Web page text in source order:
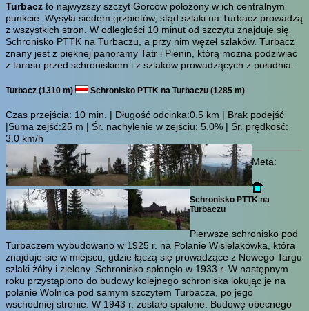
Turbacz to najwyższy szczyt Gorców położony w ich centralnym
punkcie. Wysyła siedem grzbietów, stąd szlaki na Turbacz prowadzą
z wszystkich stron. W odległości 10 minut od szczytu znajduje się
Schronisko PTTK na Turbaczu, a przy nim węzeł szlaków. Turbacz
znany jest z pięknej panoramy Tatr i Pienin, którą można podziwiać
z tarasu przed schroniskiem i z szlaków prowadzących z południa.
Turbacz (1310 m) Schronisko PTTK na Turbaczu (1285 m)
Czas przejścia: 10 min. | Długość odcinka:0.5 km | Brak podejść
|Suma zejść:25 m | Śr. nachylenie w zejściu: 5.0% | Śr. prędkość:
3.0 km/h
Meta:
Schronisko PTTK na
Turbaczu
Pierwsze schronisko pod
Turbaczem wybudowano w 1925 r. na Polanie Wisielakówka, która
znajduje się w miejscu, gdzie łączą się prowadzące z Nowego Targu
szlaki żółty i zielony. Schronisko spłonęło w 1933 r. W następnym
roku przystąpiono do budowy kolejnego schroniska lokując je na
polanie Wolnica pod samym szczytem Turbacza, po jego
wschodniej stronie. W 1943 r. zostało spalone. Budowę obecnego